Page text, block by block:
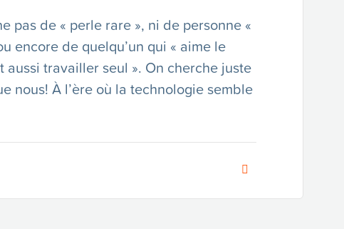
pas de « perle rare », ni de personne «
encore de quelqu’un qui « aime le
aussi travailler seul ». On cherche juste
nous! À l’ère où la technologie semble